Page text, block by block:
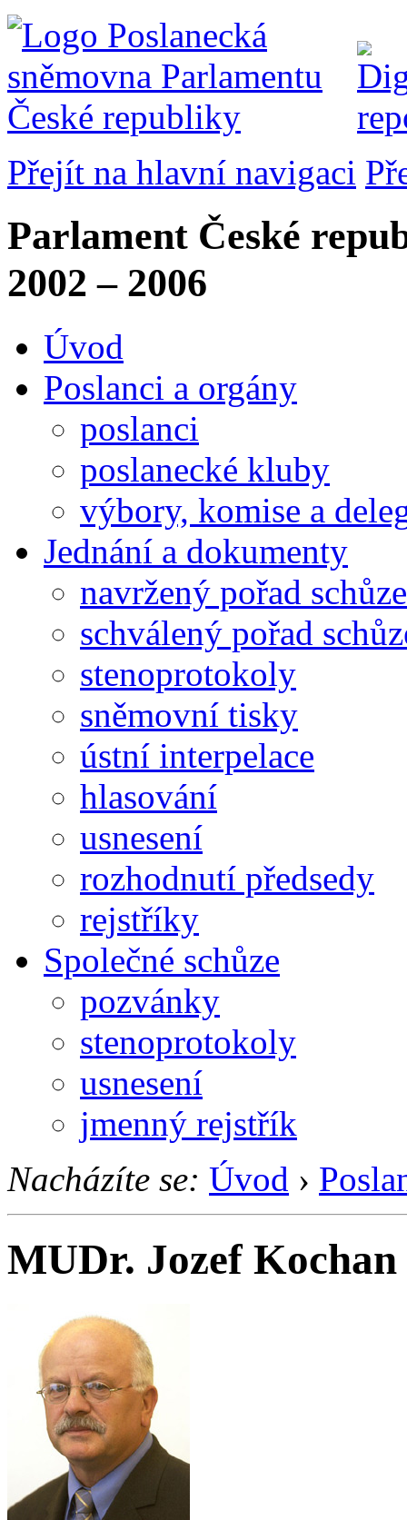
Přejít na hlavní navigaci
Parlament České
2002 – 2006
Úvod
Poslanci a orgány
poslanci
poslanecké kluby
výbory, komise a
Jednání a dokumenty
navržený pořad schůze
schválený pořad
stenoprotokoly
sněmovní tisky
ústní interpelace
hlasování
usnesení
rozhodnutí předsedy
rejstříky
Společné schůze
pozvánky
stenoprotokoly
usnesení
jmenný rejstřík
Nacházíte se: Úvod ›
MUDr. Jozef Kochan